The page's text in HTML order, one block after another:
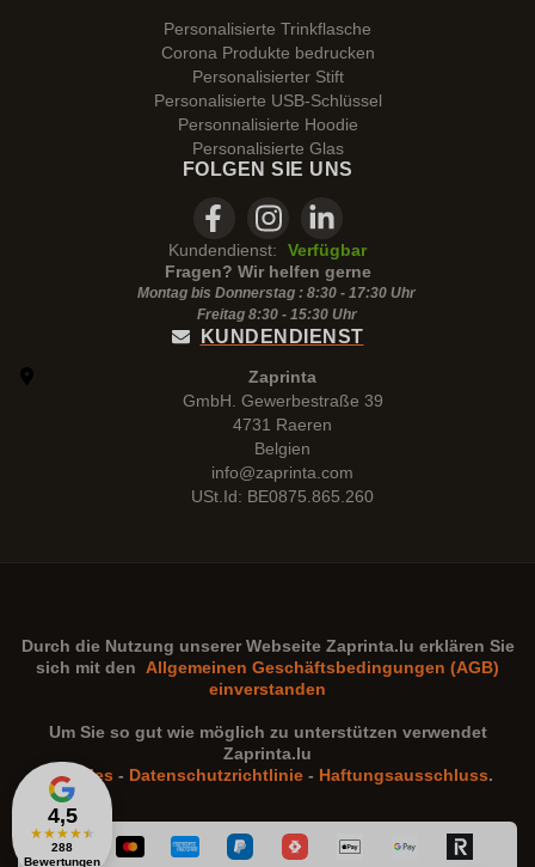
4,5
★★★★★
288
Bewertungen
Personalisierte Trinkflasche
Corona Produkte bedrucken
Personalisierter Stift
Personalisierte USB-Schlüssel
Personnalisierte Hoodie
Personalisierte Glas
FOLGEN SIE UNS
Kundendienst:
Verfügbar
Fragen? Wir helfen gerne
Montag bis Donnerstag : 8:30 - 17:30 Uhr
Freitag 8:30 - 15:30Uhr
KUNDENDIENST
Zaprinta
GmbH. Gewerbestraße 39
4731 Raeren
Belgien
info@zaprinta.com
USt.Id: BE0875.865.260
Durch die Nutzung unserer Webseite Zaprinta.lu erklären Sie
sich mit den Allgemeinen Geschäftsbedingungen (AGB)
einverstanden
Um Sie so gut wie möglich zu unterstützen verwendet
Zaprinta.lu
Cookies - Datenschutzrichtlinie - Haftungsausschluss.